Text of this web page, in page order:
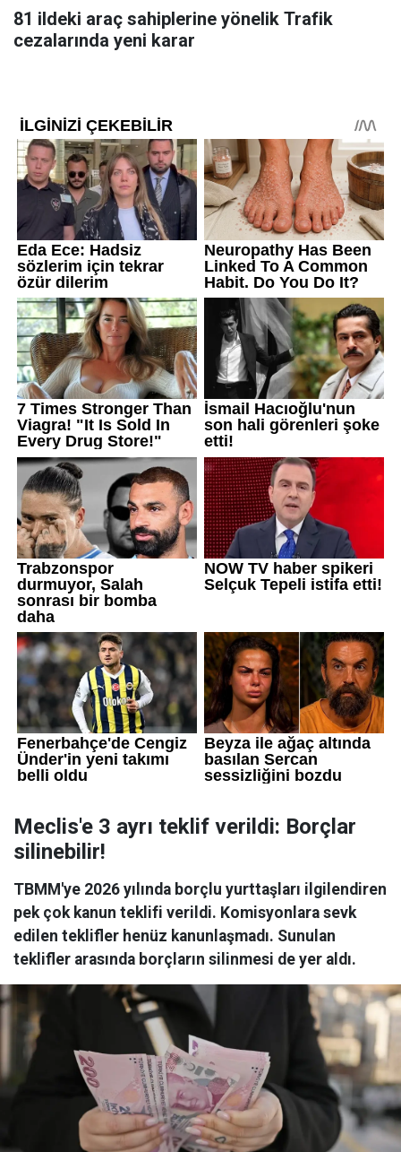
81 ildeki araç sahiplerine yönelik Trafik
cezalarında yeni karar
Meclis'e 3 ayrı teklif verildi: Borçlar
silinebilir!
TBMM'ye 2026 yılında borçlu yurttaşları ilgilendiren
pek çok kanun teklifi verildi. Komisyonlara sevk
edilen teklifler henüz kanunlaşmadı. Sunulan
teklifler arasında borçların silinmesi de yer aldı.